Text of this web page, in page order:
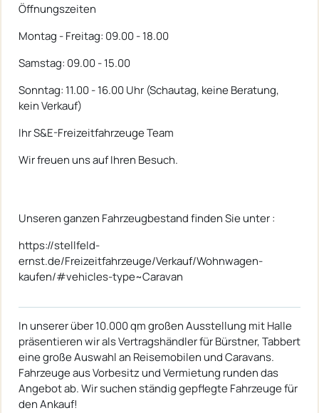
Öffnungszeiten
Montag - Freitag: 09.00 - 18.00
Samstag: 09.00 - 15.00
Sonntag: 11.00 - 16.00 Uhr (Schautag, keine Beratung,
kein Verkauf)
Ihr S&E-Freizeitfahrzeuge Team
Wir freuen uns auf Ihren Besuch.
Unseren ganzen Fahrzeugbestand finden Sie unter :
https://stellfeld-
ernst.de/Freizeitfahrzeuge/Verkauf/Wohnwagen-
kaufen/#vehicles-type~Caravan
In unserer über 10.000 qm großen Ausstellung mit Halle
präsentieren wir als Vertragshändler für Bürstner, Tabbert
eine große Auswahl an Reisemobilen und Caravans.
Fahrzeuge aus Vorbesitz und Vermietung runden das
Angebot ab. Wir suchen ständig gepflegte Fahrzeuge für
den Ankauf!